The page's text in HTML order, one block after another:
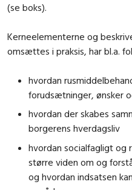
(se boks).
Kerneelementerne og
omsættes i praksis, har bl.a.
hvordan
forudsætninger, ønsker
hvordan der skabes
borgerens hverdagsliv
hvordan socialfagligt og
større viden om og
og hvordan indsatsen